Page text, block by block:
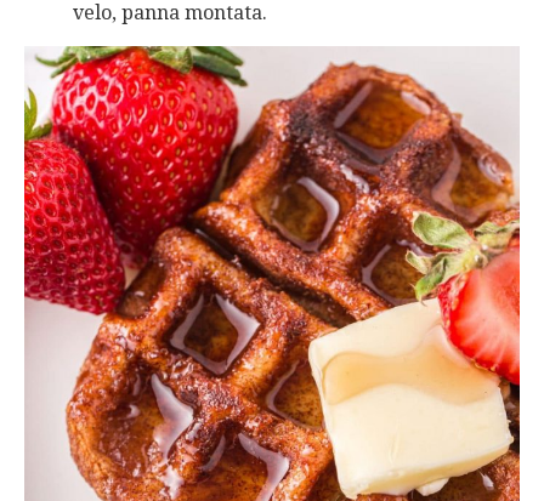
velo, panna montata.